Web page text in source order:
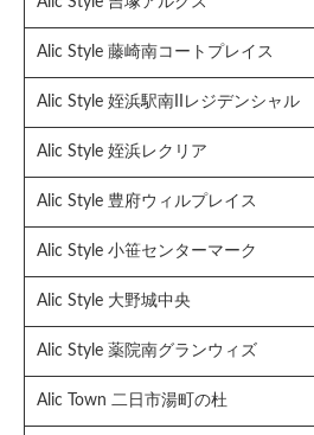
Alic Style 藤崎南コートプレイス
Alic Style 姪浜駅南IIレジデンシャル
Alic Style 姪浜レクリア
Alic Style 豊府ウィルプレイス
Alic Style 小笹センターマーク
Alic Style 大野城中央
Alic Style 薬院南グランウィズ
Alic Town 二日市湯町の杜